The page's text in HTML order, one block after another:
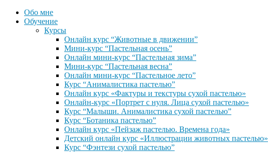
Обо мне
Обучение
Курсы
Онлайн курс “Животные в движении”
Мини-курс “Пастельная осень”
Онлайн мини-курс “Пастельная зима”
Мини-курс “Пастельная весна”
Онлайн мини-курс “Пастельное лето”
Курс “Анималистика пастелью”
Онлайн курс «Фактуры и текстуры сухой пастелью»
Онлайн-курс «Портрет с нуля. Лица сухой пастелью»
Курс “Малыши. Анималистика сухой пастелью”
Курс “Ботаника пастелью”
Онлайн курс «Пейзаж пастелью. Времена года»
Детский онлайн курс «Иллюстрации животных пастелью»
Курс “Фэнтези сухой пастелью”